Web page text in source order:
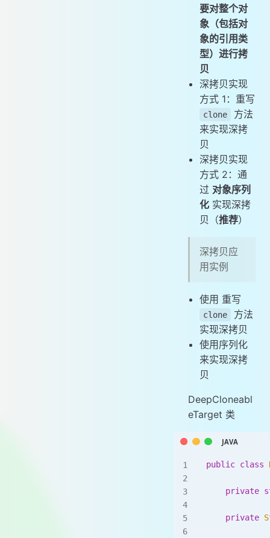
要对整个对
象（包括对
象的引用类
型）进行拷
贝
深拷贝实现
方式 1：重写
clone
方法
来实现深拷
贝
深拷贝实现
方式 2：通
过 对象序列
化 实现深拷
贝（推荐）
深拷贝应
用实例
使用 重写
clone
方法
实现深拷贝
使用序列化
来实现深拷
贝
DeepCloneabl
eTarget 类
public class
    private
    private